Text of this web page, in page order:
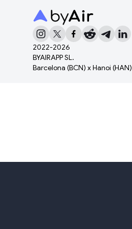
2022-2026
BYAIRAPP SL.
Barcelona (BCN) x Hanoi (HAN)